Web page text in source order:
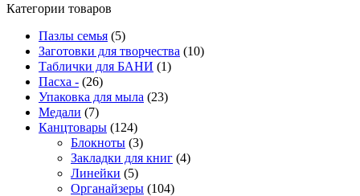
Категории товаров
Пазлы семья (5)
Заготовки для творчества (10)
Таблички для БАНИ (1)
Пасха - (26)
Упаковка для мыла (23)
Медали (7)
Канцтовары (124)
Блокноты (3)
Закладки для книг (4)
Линейки (5)
Органайзеры (104)